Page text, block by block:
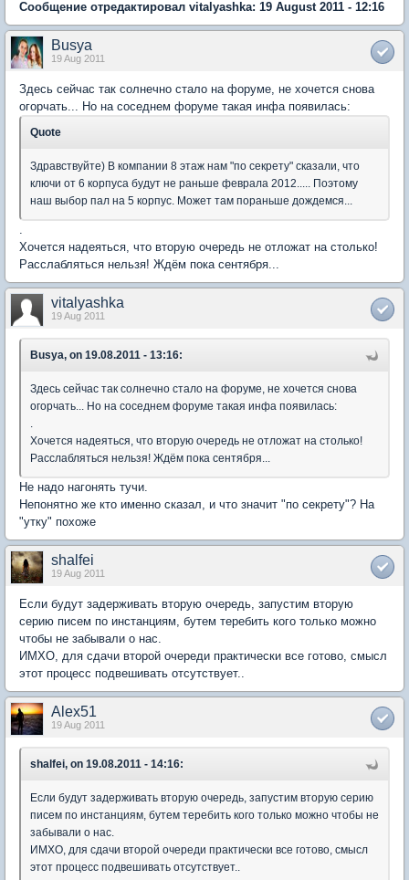
Сообщение отредактировал vitalyashka: 19 August 2011 - 12:16
Busya
19 Aug 2011
Здесь сейчас так солнечно стало на форуме, не хочется снова
огорчать... Но на соседнем форуме такая инфа появилась:
Quote
Здравствуйте) В компании 8 этаж нам "по секрету" сказали, что
ключи от 6 корпуса будут не раньше феврала 2012..... Поэтому
наш выбор пал на 5 корпус. Может там пораньше дождемся...
Хочется надеяться, что вторую очередь не отложат на столько!
Расслабляться нельзя! Ждём пока сентября...
vitalyashka
19 Aug 2011
Busya, on 19.08.2011 - 13:16:
Здесь сейчас так солнечно стало на форуме, не хочется снова
огорчать... Но на соседнем форуме такая инфа появилась:
.
Хочется надеяться, что вторую очередь не отложат на столько!
Расслабляться нельзя! Ждём пока сентября...
Не надо нагонять тучи.
Непонятно же кто именно сказал, и что значит "по секрету"? На
"утку" похоже
shalfei
19 Aug 2011
Если будут задерживать вторую очередь, запустим вторую
серию писем по инстанциям, бутем теребить кого только можно
чтобы не забывали о нас.
ИМХО, для сдачи второй очереди практически все готово, смысл
этот процесс подвешивать отсутствует..
Alex51
19 Aug 2011
shalfei, on 19.08.2011 - 14:16:
Если будут задерживать вторую очередь, запустим вторую серию
писем по инстанциям, бутем теребить кого только можно чтобы не
забывали о нас.
ИМХО, для сдачи второй очереди практически все готово, смысл
этот процесс подвешивать отсутствует..